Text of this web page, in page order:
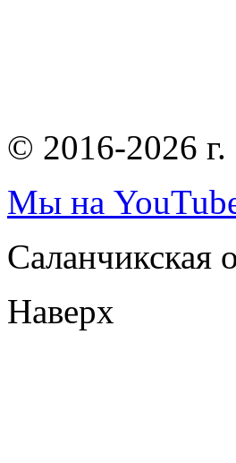
© 2016-2026
Мы на
Саланчикская
Наверх